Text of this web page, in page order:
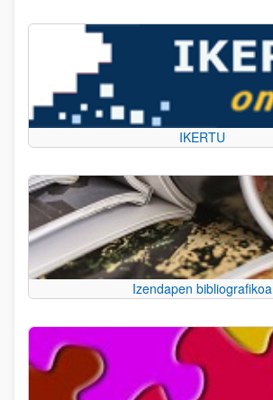
IKERTU
Izendapen bibliografikoa